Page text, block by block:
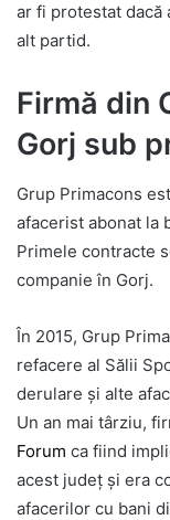
ar fi protestat dacă
alt partid.
Firmă din
Gorj sub
Grup Primacons
afacerist abonat la
Primele contracte
companie în Gorj.
În 2015, Grup
refacere al Sălii
derulare și alte
Un an mai târziu,
Forum ca fiind
acest județ și era
afacerilor cu bani